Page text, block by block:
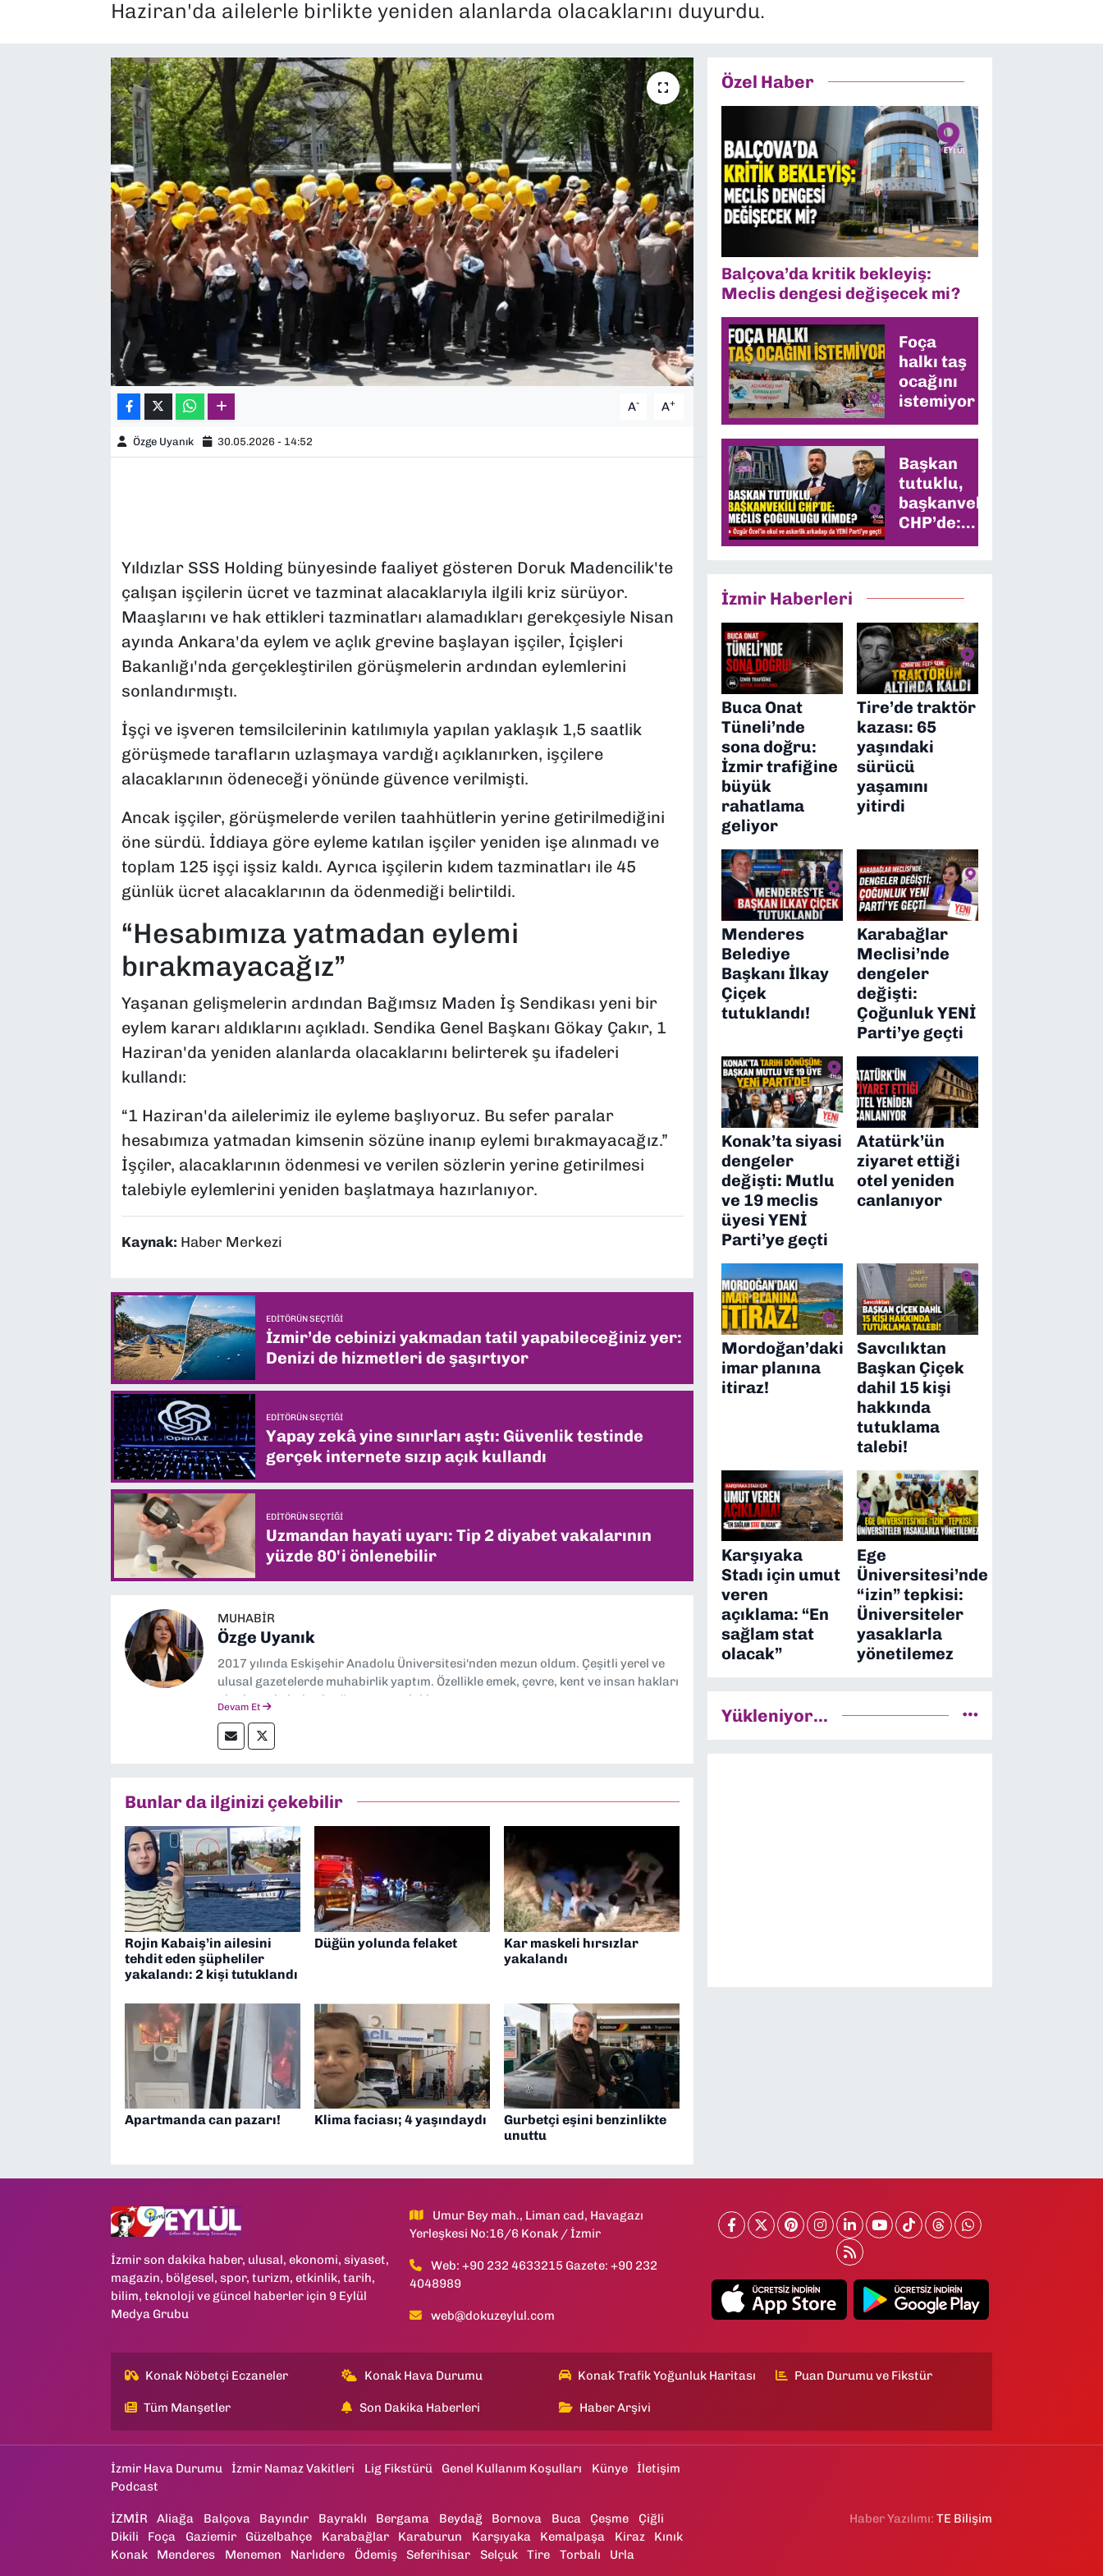
Haziran'da ailelerle birlikte yeniden alanlarda olacaklarını duyurdu.
A- A+
Özge Uyanık 30.05.2026 - 14:52
Yıldızlar SSS Holding bünyesinde faaliyet gösteren Doruk Madencilik'te
çalışan işçilerin ücret ve tazminat alacaklarıyla ilgili kriz sürüyor.
Maaşlarını ve hak ettikleri tazminatları alamadıkları gerekçesiyle Nisan
ayında Ankara'da eylem ve açlık grevine başlayan işçiler, İçişleri
Bakanlığı'nda gerçekleştirilen görüşmelerin ardından eylemlerini
sonlandırmıştı.
İşçi ve işveren temsilcilerinin katılımıyla yapılan yaklaşık 1,5 saatlik
görüşmede tarafların uzlaşmaya vardığı açıklanırken, işçilere
alacaklarının ödeneceği yönünde güvence verilmişti.
Ancak işçiler, görüşmelerde verilen taahhütlerin yerine getirilmediğini
öne sürdü. İddiaya göre eyleme katılan işçiler yeniden işe alınmadı ve
toplam 125 işçi işsiz kaldı. Ayrıca işçilerin kıdem tazminatları ile 45
günlük ücret alacaklarının da ödenmediği belirtildi.
“Hesabımıza yatmadan eylemi
bırakmayacağız”
Yaşanan gelişmelerin ardından Bağımsız Maden İş Sendikası yeni bir
eylem kararı aldıklarını açıkladı. Sendika Genel Başkanı Gökay Çakır, 1
Haziran'da yeniden alanlarda olacaklarını belirterek şu ifadeleri
kullandı:
“1 Haziran'da ailelerimiz ile eyleme başlıyoruz. Bu sefer paralar
hesabımıza yatmadan kimsenin sözüne inanıp eylemi bırakmayacağız.”
İşçiler, alacaklarının ödenmesi ve verilen sözlerin yerine getirilmesi
talebiyle eylemlerini yeniden başlatmaya hazırlanıyor.
Kaynak: Haber Merkezi
EDITÖRÜN SEÇTIĞI
İzmir’de cebinizi yakmadan tatil yapabileceğiniz yer:
Denizi de hizmetleri de şaşırtıyor
EDITÖRÜN SEÇTIĞI
Yapay zekâ yine sınırları aştı: Güvenlik testinde
gerçek internete sızıp açık kullandı
EDITÖRÜN SEÇTIĞI
Uzmandan hayati uyarı: Tip 2 diyabet vakalarının
yüzde 80'i önlenebilir
MUHABIR
Özge Uyanık
2017 yılında Eskişehir Anadolu Üniversitesi'nden mezun oldum. Çeşitli yerel ve
ulusal gazetelerde muhabirlik yaptım. Özellikle emek, çevre, kent ve insan hakları
alanlarında haberler üretmeye odaklanıyorum.
Devam Et
Bunlar da ilginizi çekebilir
Rojin Kabaiş’in ailesini
tehdit eden şüpheliler
yakalandı: 2 kişi tutuklandı
Düğün yolunda felaket
Kar maskeli hırsızlar
yakalandı
Apartmanda can pazarı! Klima faciası; 4 yaşındaydı
Gurbetçi eşini benzinlikte
unuttu
Özel Haber
Balçova’da kritik bekleyiş:
Meclis dengesi değişecek mi?
Foça
halkı taş
ocağını
istemiyor
Başkan
tutuklu,
başkanvekili
CHP’de:
Meclis
İzmir Haberleri
Buca Onat
Tüneli’nde
sona doğru:
İzmir trafiğine
büyük
rahatlama
geliyor
Tire’de traktör
kazası: 65
yaşındaki
sürücü
yaşamını
yitirdi
Menderes
Belediye
Başkanı İlkay
Çiçek
tutuklandı!
Karabağlar
Meclisi’nde
dengeler
değişti:
Çoğunluk YENİ
Parti’ye geçti
Konak’ta siyasi
dengeler
değişti: Mutlu
ve 19 meclis
üyesi YENİ
Parti’ye geçti
Atatürk’ün
ziyaret ettiği
otel yeniden
canlanıyor
Mordoğan’daki
imar planına
itiraz!
Savcılıktan
Başkan Çiçek
dahil 15 kişi
hakkında
tutuklama
talebi!
Karşıyaka
Stadı için umut
veren
açıklama: “En
sağlam stat
olacak”
Ege
Üniversitesi’nde
“izin” tepkisi:
Üniversiteler
yasaklarla
yönetilemez
Yükleniyor...
İzmir son dakika haber, ulusal, ekonomi, siyaset,
magazin, bölgesel, spor, turizm, etkinlik, tarih,
bilim, teknoloji ve güncel haberler için 9 Eylül
Medya Grubu
Umur Bey mah., Liman cad, Havagazı
Yerleşkesi No:16/6 Konak / İzmir
Web: +90 232 4633215 Gazete: +90 232
4048989
web@dokuzeylul.com
Konak Nöbetçi Eczaneler Konak Hava Durumu Konak Trafik Yoğunluk Haritası Puan Durumu ve Fikstür
Tüm Manşetler Son Dakika Haberleri Haber Arşivi
İzmir Hava Durumu İzmir Namaz Vakitleri Lig Fikstürü Genel Kullanım Koşulları Künye
İletişim
Podcast
İZMİR Aliağa Balçova Bayındır Bayraklı Bergama Beydağ Bornova Buca Çeşme
Çiğli
Dikili
Foça Gaziemir Güzelbahçe Karabağlar Karaburun Karşıyaka Kemalpaşa Kiraz
Kınık
Konak
Menderes Menemen Narlıdere Ödemiş Seferihisar Selçuk Tire Torbalı Urla
Haber Yazılımı:TE Bilişim
TEKNOLOJİ
YEREL YÖNETİMLER